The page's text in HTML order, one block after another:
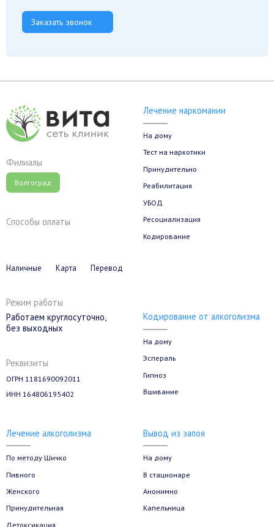
Заказать звонок
Филиалы
Волгоград
Способы оплаты
Наличные Карта Перевод
Режим работы
Работаем круглосуточно,
без выходных
Реквизиты
ОГРН 1181690092011
ИНН 164806195402
Лечение наркомании
На дому
Тест на наркотики
Принудительно
Реабилитация
УБОД
Ресоциализация
Кодирование
Кодирование от алкоголизма
На дому
Эспераль
Гипноз
Вшивание
Лечение алкоголизма
По методу Шичко
Пивного
Женского
Принудительная
Детоксикация
Вывод из запоя
На дому
В стационаре
Анонимно
Капельница